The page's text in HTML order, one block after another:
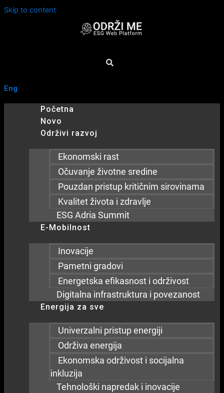
Skip to content
Eng
Početna
Novo
Održivi razvoj
Ekonomski rast
Očuvanje životne sredine
Pouzdan pristup kritičnim sirovinama
Kvalitet života i zdravlje
ESG Adria Summit
E-Mobilnost
Inovacije
Pametni gradovi
Energetska efikasnost i održivost
Digitalna infrastruktura i povezanost
Energija za sve
Univerzalni pristup energiji
Održiva energija
Ekonomska održivost i socijalna
inkluzija
Tehnološki napredak i inovacije